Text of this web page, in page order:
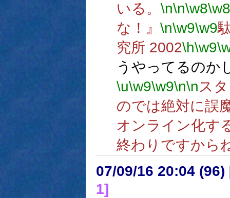
いる。 \n\n\w8\w8
な！』 \n\w9\w9
究所 2002\h\w9
うやってるのか
\u\w9\w9\n\nス
のでは絶対に誤
オンライン化す
終わりですから
07/09/16 20:04 (96)
1]